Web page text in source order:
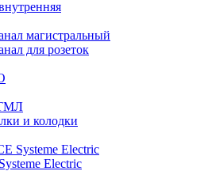
магистральный
для розеток
и колодки
Systeme Electric
Electric